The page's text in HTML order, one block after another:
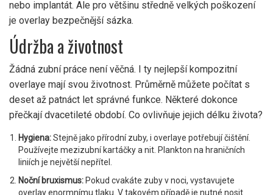
nebo implantát. Ale pro většinu středně velkých poškození
je overlay bezpečnější sázka.
Údržba a životnost
Žádná zubní práce není věčná. I ty nejlepší kompozitní
overlaye mají svou životnost. Průměrně můžete počítat s
deset až patnáct let správné funkce. Některé dokonce
přečkají dvacetileté období. Co ovlivňuje jejich délku života?
Hygiena:Stejně jako přírodní zuby, i overlaye potřebují čištění.
Používejte mezizubní kartáčky a nit. Plankton na hraničních
liniích je největší nepřítel.
Noční bruxismus: Pokud cvakáte zuby v noci, vystavujete
overlay enormnímu tlaku. V takovém případě je nutné nosit